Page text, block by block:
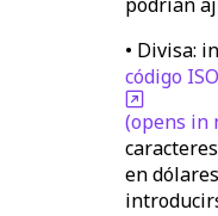
• Divisa:
código
(opens in
en